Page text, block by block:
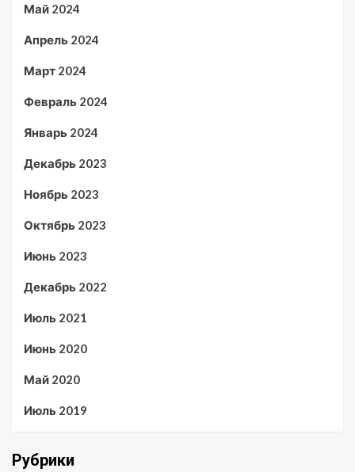
Май 2024
Апрель 2024
Март 2024
Февраль 2024
Январь 2024
Декабрь 2023
Ноябрь 2023
Октябрь 2023
Июнь 2023
Декабрь 2022
Июль 2021
Июнь 2020
Май 2020
Июль 2019
Рубрики